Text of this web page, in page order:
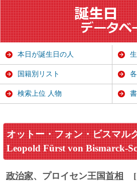
オットー・フォン・ビスマル
Leopold Fürst von Bismarck-
政治家、プロイセン王国首相
本日が誕生日の人
国籍別リスト
検索上位 人物